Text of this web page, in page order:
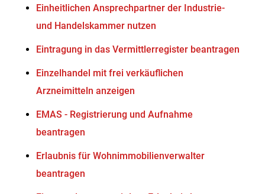
Einheitlichen Ansprechpartner der Industrie-
und Handelskammer nutzen
Eintragung in das Vermittlerregister beantragen
Einzelhandel mit frei verkäuflichen
Arzneimitteln anzeigen
EMAS - Registrierung und Aufnahme
beantragen
Erlaubnis für Wohnimmobilienverwalter
beantragen